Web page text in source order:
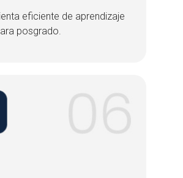
eficiente de aprendizaje
posgrado.
eficiente de aprendizaje
posgrado.